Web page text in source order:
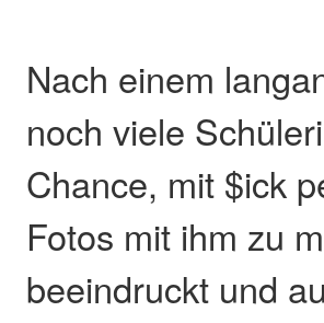
Nach einem
noch viele
Chance, mit $ick
Fotos mit ihm zu
beeindruckt und